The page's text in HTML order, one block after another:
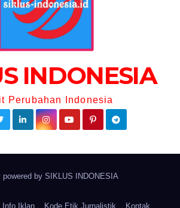
INDONESIA
Perubahan Indonesia
powered by SIKLUS INDONESIA
Info Iklan Kode Etik Jurnalistik Kontak